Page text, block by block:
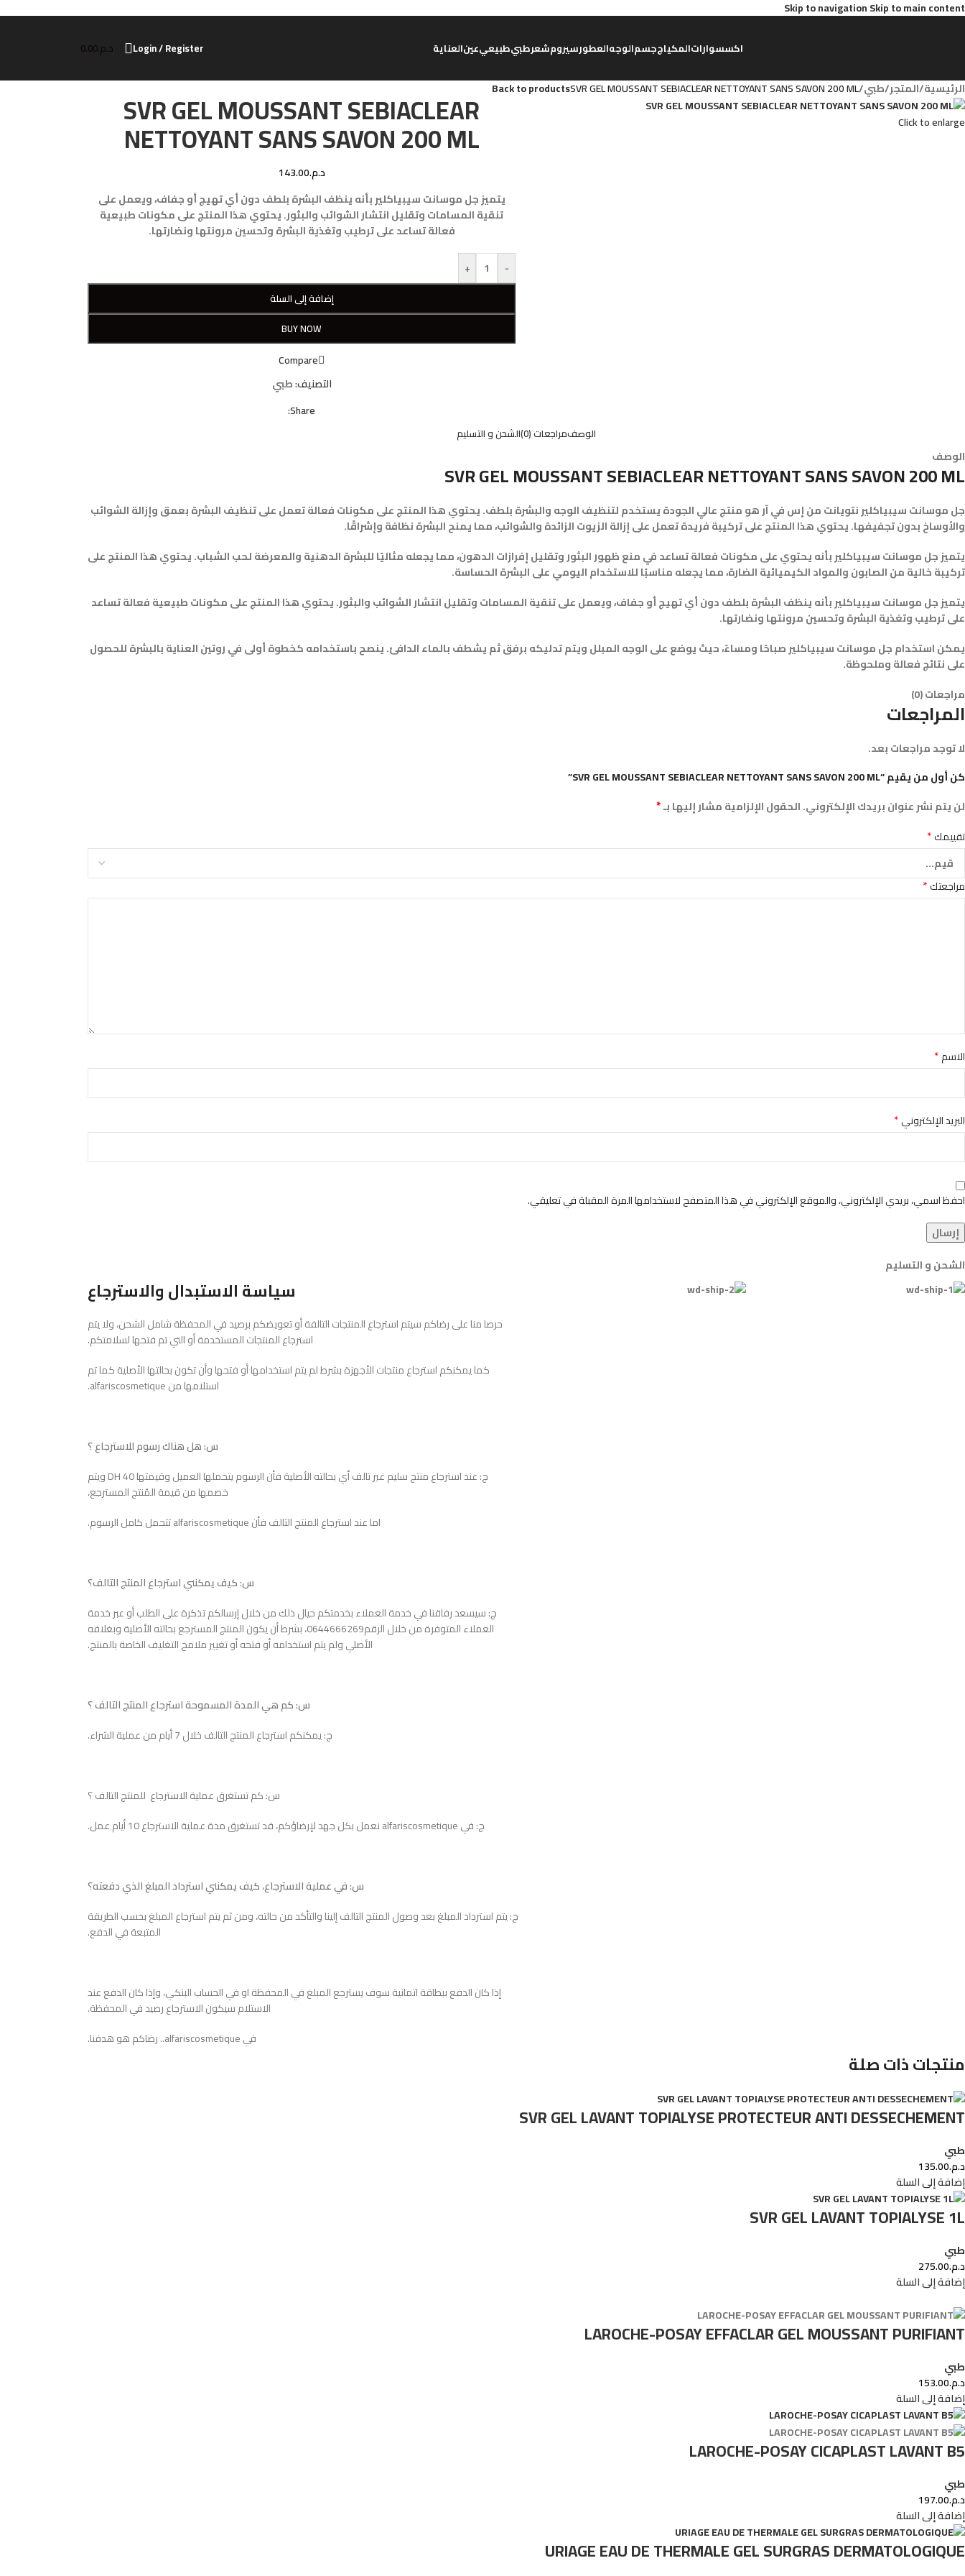
Skip to navigationSkip to main content
اكسسواراتالمكياججسمالوجهالعطورسيرومشعرطبيطبيعيعينالعناية Login / Register د.م.0.00
الرئيسية/المتجر/طبي/
SVR GEL MOUSSANT SEBIACLEAR NETTOYANT SANS SAVON 200 ML
Back to products
Click to enlarge
SVR GEL MOUSSANT SEBIACLEAR
NETTOYANT SANS SAVON 200 ML
د.م.143.00
يتميز جل موسانت سيبياكلير بأنه ينظف البشرة بلطف دون أي تهيج أو جفاف، ويعمل على
تنقية المسامات وتقليل انتشار الشوائب والبثور. يحتوي هذا المنتج على مكونات طبيعية
فعالة تساعد على ترطيب وتغذية البشرة وتحسين مرونتها ونضارتها.
-
+
إضافة إلى السلة
BUY NOW
Compare
التصنيف:طبي
Share:
الوصفمراجعات (0) الشحن و التسليم
الوصف
SVR GEL MOUSSANT SEBIACLEAR NETTOYANT SANS SAVON 200 ML
جل موسانت سيبياكلير نتويانت من إس في آر هو منتج عالي الجودة يستخدم لتنظيف الوجه والبشرة بلطف. يحتوي هذا المنتج على مكونات فعالة تعمل على تنظيف البشرة بعمق وإزالة الشوائب
والأوساخ بدون تجفيفها. يحتوي هذا المنتج على تركيبة فريدة تعمل على إزالة الزيوت الزائدة والشوائب، مما يمنح البشرة نظافة وإشراقًا.
يتميز جل موسانت سيبياكلير بأنه يحتوي على مكونات فعالة تساعد في منع ظهور البثور وتقليل إفرازات الدهون، مما يجعله مثاليًا للبشرة الدهنية والمعرضة لحب الشباب. يحتوي هذا المنتج على
تركيبة خالية من الصابون والمواد الكيميائية الضارة، مما يجعله مناسبًا للاستخدام اليومي على البشرة الحساسة.
يتميز جل موسانت سيبياكلير بأنه ينظف البشرة بلطف دون أي تهيج أو جفاف، ويعمل على تنقية المسامات وتقليل انتشار الشوائب والبثور. يحتوي هذا المنتج على مكونات طبيعية فعالة تساعد
على ترطيب وتغذية البشرة وتحسين مرونتها ونضارتها.
يمكن استخدام جل موسانت سيبياكلير صباحًا ومساءً، حيث يوضع على الوجه المبلل ويتم تدليكه برفق ثم يشطف بالماء الدافئ. ينصح باستخدامه كخطوة أولى في روتين العناية بالبشرة للحصول
على نتائج فعالة وملحوظة.
مراجعات (0)
المراجعات
لا توجد مراجعات بعد.
كن أول من يقيم “SVR GEL MOUSSANT SEBIACLEAR NETTOYANT SANS SAVON 200 ML”
لن يتم نشر عنوان بريدك الإلكتروني.الحقول الإلزامية مشار إليها بـ*
تقييمك*
مراجعتك*
الاسم*
البريد الإلكتروني*
احفظ اسمي، بريدي الإلكتروني، والموقع الإلكتروني في هذا المتصفح لاستخدامها المرة المقبلة في تعليقي.
الشحن و التسليم
سياسة الاستبدال والاسترجاع
حرصا منا على رضاكم سيتم استرجاع المنتجات التالفة أو تعويضكم برصيد في المحفظة شامل الشحن، ولا يتم
استرجاع المنتجات المستخدمة أو التي تم فتحها لسلامتكم.
كما يمكنكم استرجاع منتجات الأجهزة بشرط لم يتم استخدامها أو فتحها وأن تكون بحالتها الأصلية كما تم
استلامها من alfariscosmetique.
س: هل هناك رسوم للاسترجاع ؟
ج: عند استرجاع منتج سليم غير تالف أي بحالته الأصلية فأن الرسوم يتحملها العميل وقيمتها 40 DH ويتم
خصمها من قيمة المُنتج المسترجع،
اما عند استرجاع المنتج التالف فأن alfariscosmetique تتحمل كامل الرسوم.
س: كيف يمكنني استرجاع المنتج التالف؟
ج: سيسعد رفاقنا في خدمة العملاء بخدمتكم حيال ذلك من خلال إرسالكم تذكرة على الطلب أو عبر خدمة
العملاء المتوفرة من خلال الرقم0644666269، بشرط أن يكون المنتج المسترجع بحالته الأصلية وبغلافه
الأصلي ولم يتم استخدامه أو فتحه أو تغيير ملامح التغليف الخاصة بالمنتج.
س: كم هي المدة المسموحة استرجاع المنتج التالف ؟
ج: يمكنكم استرجاع المنتج التالف خلال 7 أيام من عملية الشراء.
س: كم تستغرق عملية الاسترجاع للمنتج التالف ؟
ج: في alfariscosmetique نعمل بكل جهد لإرضاؤكم، قد تستغرق مدة عملية الاسترجاع 10 أيام عمل.
س: في عملية الاسترجاع، كيف يمكنني استرداد المبلغ الذي دفعته؟
ج: يتم استرداد المبلغ بعد وصول المنتج التالف إلينا والتأكد من حالته، ومن ثم يتم استرجاع المبلغ بحسب الطريقة
المتبعة في الدفع.
إذا كان الدفع ببطاقة اتمانية سوف يسترجع المبلغ في المحفظة او في الحساب البنكي، وإذا كان الدفع عند
الاستلام سيكون الاسترجاع رصيد في المحفظة.
في alfariscosmetique.. رضاكم هو هدفنا.
منتجات ذات صلة
SVR GEL LAVANT TOPIALYSE PROTECTEUR ANTI DESSECHEMENT
طبي
د.م.135.00
إضافة إلى السلة
SVR GEL LAVANT TOPIALYSE 1L
طبي
د.م.275.00
إضافة إلى السلة
LAROCHE-POSAY EFFACLAR GEL MOUSSANT PURIFIANT
طبي
د.م.153.00
إضافة إلى السلة
LAROCHE-POSAY CICAPLAST LAVANT B5
طبي
د.م.197.00
إضافة إلى السلة
URIAGE EAU DE THERMALE GEL SURGRAS DERMATOLOGIQUE